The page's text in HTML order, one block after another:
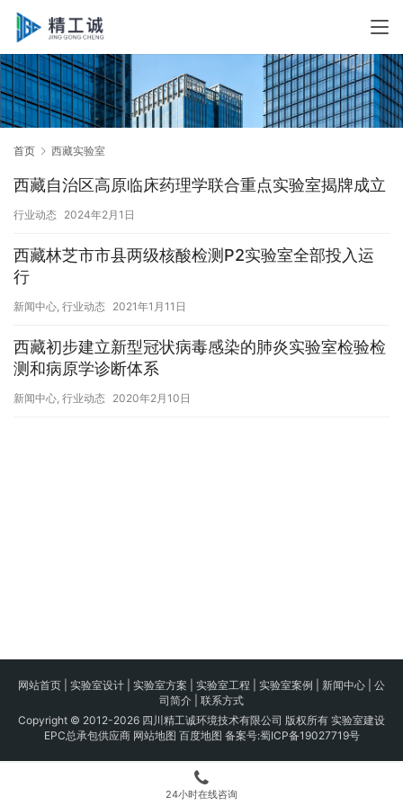
首页 西藏实验室
西藏自治区高原临床药理学联合重点实验室揭牌成立
行业动态 2024年2月1日
西藏林芝市市县两级核酸检测P2实验室全部投入运
行
新闻中心 行业动态 2021年1月11日
西藏初步建立新型冠状病毒感染的肺炎实验室检验检
测和病原学诊断体系
新闻中心 行业动态 2020年2月10日
网站首页 实验室设计 实验室方案 实验室工程 实验室案例 新闻中心
公
司简介
联系方式
Copyright © 2012-2026 四川精工诚环境技术有限公司 版权所有 实验室建设
EPC总承包供应商 网站地图 百度地图 备案号:蜀ICP备19027719号
24小时在线咨询